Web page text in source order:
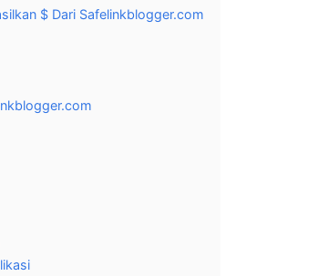
$ Dari Safelinkblogger.com